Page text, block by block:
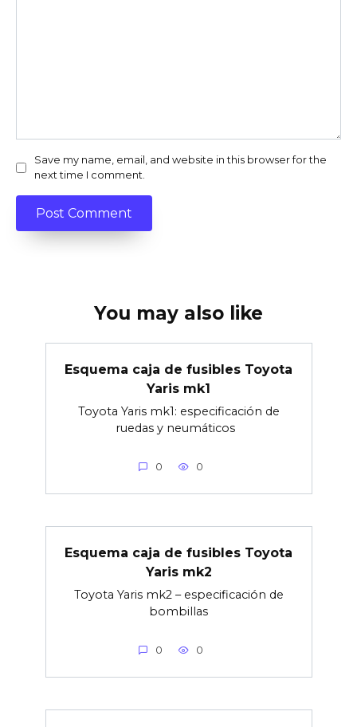
Save my name, email, and website in this browser for the
next time I comment.
You may also like
Esquema caja de fusibles Toyota
Yaris mk1
Toyota Yaris mk1: especificación de
ruedas y neumáticos
0 0
Esquema caja de fusibles Toyota
Yaris mk2
Toyota Yaris mk2 – especificación de
bombillas
0 0